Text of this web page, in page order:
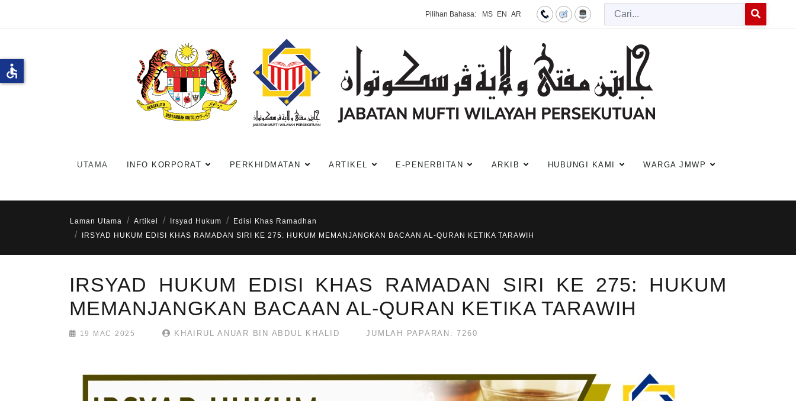
Pilihan Bahasa: MS EN AR
Cari
UTAMA INFO KORPORAT PERKHIDMATAN ARTIKEL E-PENERBITAN ARKIB HUBUNGI KAMI WARGA JMWP
Laman Utama Artikel Irsyad Hukum
Edisi Khas Ramadhan
IRSYAD HUKUM EDISI KHAS RAMADAN SIRI KE 275: HUKUM MEMANJANGKAN BACAAN AL-QURAN KETIKA TARAWIH
IRSYAD HUKUM EDISI KHAS RAMADAN SIRI KE 275: HUKUM
MEMANJANGKAN BACAAN AL-QURAN KETIKA TARAWIH
19 MAC 2025 KHAIRUL ANUAR BIN ABDUL KHALID JUMLAH PAPARAN: 7260
accessible